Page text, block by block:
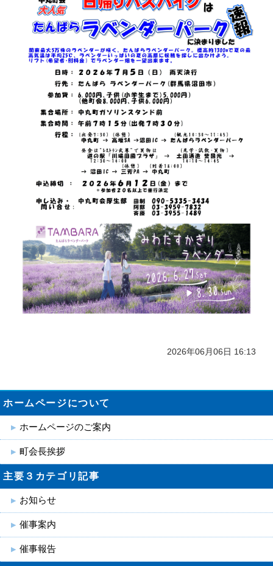
2026年06月06日 16:13
ホームページについて
ホームページのご案内
町会長挨拶
主要３カテゴリ記事
お知らせ
催事案内
催事報告